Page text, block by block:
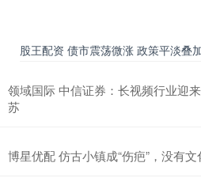
股王配资 债市震荡微涨 政策平淡叠
领域国际 中信证券：长视频行业迎
苏
博星优配 仿古小镇成“伤疤”，没有